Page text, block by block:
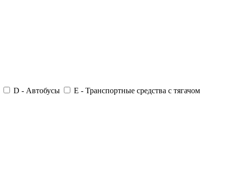
D - Автобусы
E - Транспортные средства с тягачом